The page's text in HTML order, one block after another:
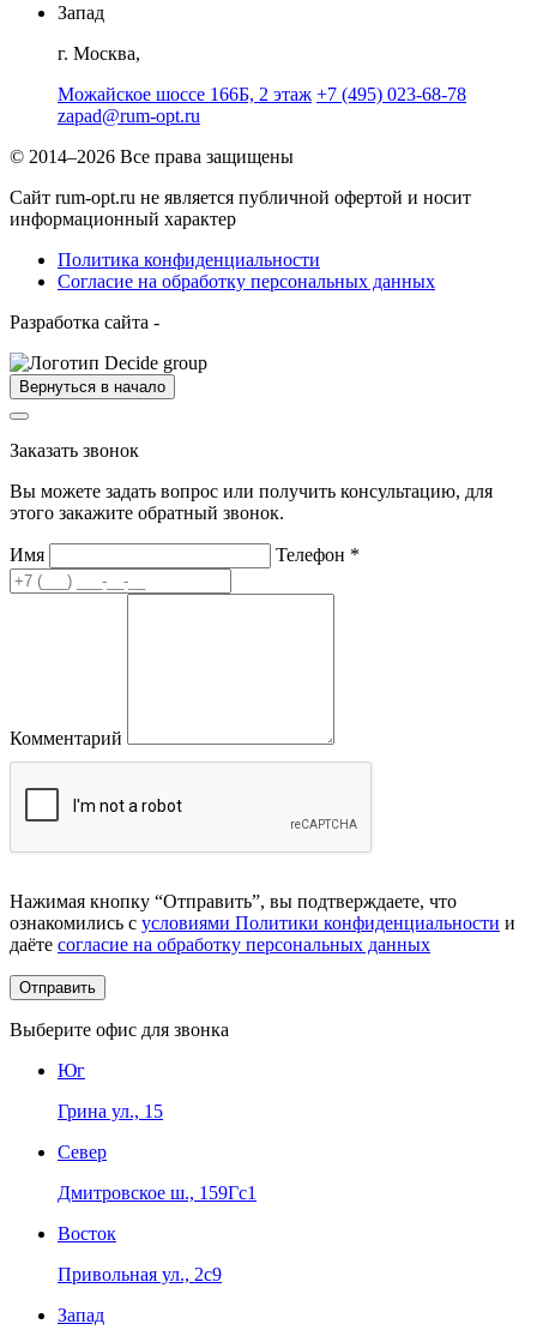
Запад
г. Москва,
Можайское шоссе 166Б, 2 этаж +7 (495) 023-68-78
zapad@rum-opt.ru
© 2014–2026 Все права защищены
Сайт rum-opt.ru не является публичной офертой и носит
информационный характер
Политика конфиденциальности
Согласие на обработку персональных данных
Разработка сайта -
Вернуться в начало
Заказать звонок
Вы можете задать вопрос или получить консультацию, для
этого закажите обратный звонок.
Имя Телефон *
Комментарий
Нажимая кнопку “Отправить”, вы подтверждаете, что
ознакомились с условиями Политики конфиденциальности и
даёте согласие на обработку персональных данных
Выберите офис для звонка
Юг
Грина ул., 15
Север
Дмитровское ш., 159Гс1
Восток
Привольная ул., 2с9
Запад